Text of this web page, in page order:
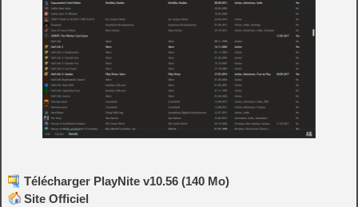
Télécharger PlayNite v10.56 (140 Mo)
Site Officiel